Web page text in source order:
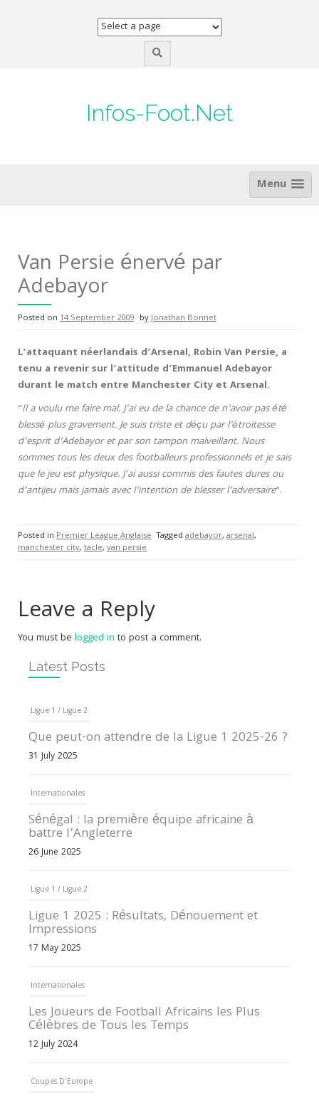
Infos-Foot.Net
Menu
Van Persie énervé par
Adebayor
Posted on 14 September 2009 byJonathan Bonnet
L’attaquant néerlandais d’Arsenal, Robin Van Persie, a
tenu a revenir sur l’attitude d’Emmanuel Adebayor
durant le match entre Manchester City et Arsenal.
“Il a voulu me faire mal. J’ai eu de la chance de n’avoir pas été
blessé plus gravement. Je suis triste et déçu par l’étroitesse
d’esprit d’Adebayor et par son tampon malveillant. Nous
sommes tous les deux des footballeurs professionnels et je sais
que le jeu est physique. J’ai aussi commis des fautes dures ou
d’antijeu mais jamais avec l’intention de blesser l’adversaire“.
Posted in Premier League Anglaise Tagged adebayor, arsenal,
manchester city, tacle, van persie
Leave a Reply
You must be logged in to post a comment.
Latest Posts
Ligue 1 / Ligue 2
Que peut-on attendre de la Ligue 1 2025-26 ?
31 July 2025
Internationales
Sénégal : la première équipe africaine à
battre l’Angleterre
26 June 2025
Ligue 1 / Ligue 2
Ligue 1 2025 : Résultats, Dénouement et
Impressions
17 May 2025
Internationales
Les Joueurs de Football Africains les Plus
Célèbres de Tous les Temps
12 July 2024
Coupes D'Europe